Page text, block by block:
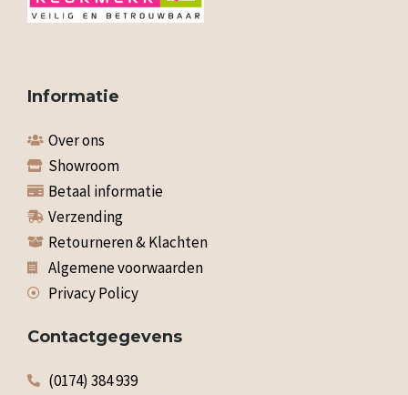
Informatie
Over ons
Showroom
Betaal informatie
Verzending
Retourneren & Klachten
Algemene voorwaarden
Privacy Policy
Contactgegevens
(0174) 384 939